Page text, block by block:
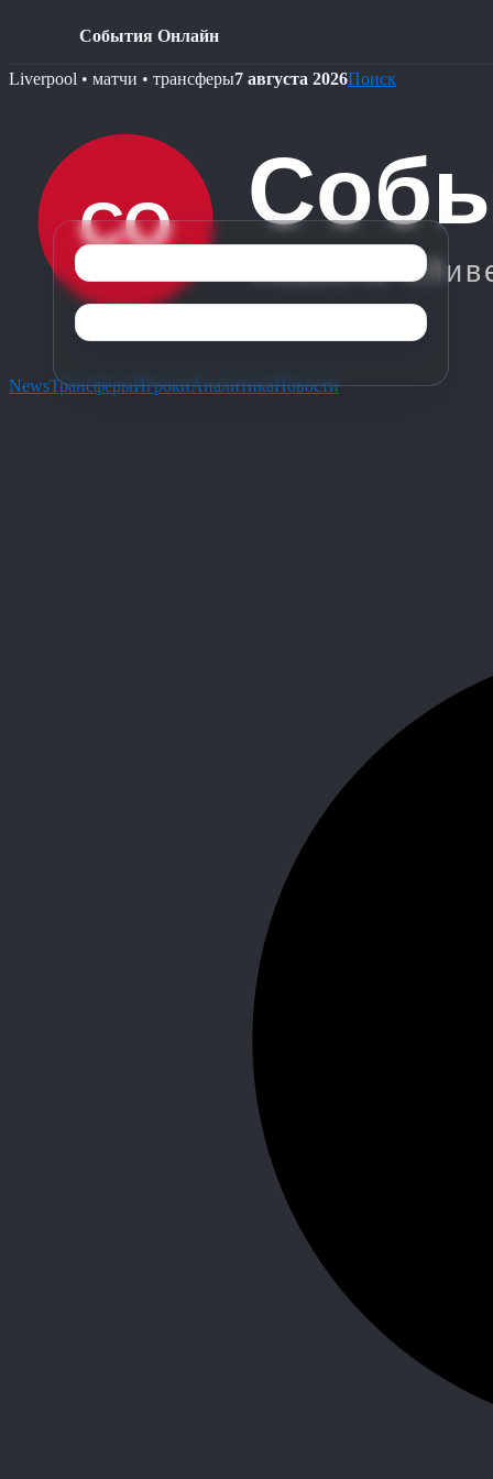
События Онлайн
Skip
Liverpool • матчи • трансферы7 августа 2026Поиск
NewsТрансферыИгрокиАналитикаНовости